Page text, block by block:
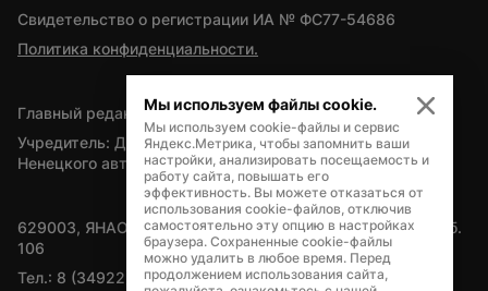
Свидетельство о регистрации ИА № ФС77-54686
Политика конфиденциальности.
Главный редактор — А.Л. Поздеев
Учредитель: Департамент внутренней политики Ямало-
Ненецкого автономного округа
629003, ЯНАО, Салехард, мкр. Богдана Кнунянца, д.1, каб.
106
Тел.: 8 (34922) 71262
Мы используем файлы cookie.
Мы используем cookie-файлы и сервис
Яндекс.Метрика, чтобы запомнить ваши
настройки, анализировать посещаемость и
работу сайта, повышать его
эффективность. Вы можете отказаться от
использования cookie-файлов, отключив
самостоятельно эту опцию в настройках
браузера. Сохраненные cookie-файлы
можно удалить в любое время. Перед
продолжением использования сайта,